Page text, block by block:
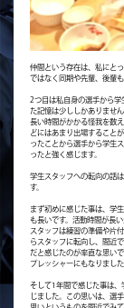
仲間という存在は、私にと
ではなく同期や先輩、後輩も
2つ目は私自身の選手から
た記憶は少ししかありませ
長い時間がかかる怪我を数
どにはあまり出場すること
ったことから選手から学生
ったと強く感じます。
学生スタッフへの転向の話
す。
まず初めに感じた事は、学
も長いです。活動時間が長
スタッフは練習の準備や片
らスタッフに転向し、間近
だと感じたのが率直な思い
プレッシャーにもなりました
そして1年間で感じた事は、
じました。この思いは、選